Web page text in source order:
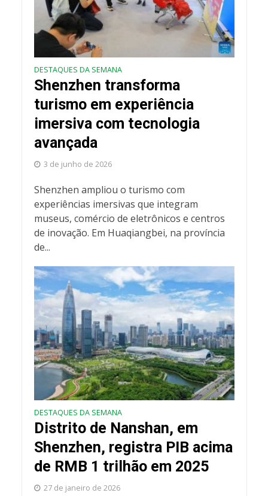
DESTAQUES DA SEMANA
Shenzhen transforma
turismo em experiência
imersiva com tecnologia
avançada
3 de junho de 2026
Shenzhen ampliou o turismo com
experiências imersivas que integram
museus, comércio de eletrônicos e centros
de inovação. Em Huaqiangbei, na província
de...
DESTAQUES DA SEMANA
Distrito de Nanshan, em
Shenzhen, registra PIB acima
de RMB 1 trilhão em 2025
27 de janeiro de 2026